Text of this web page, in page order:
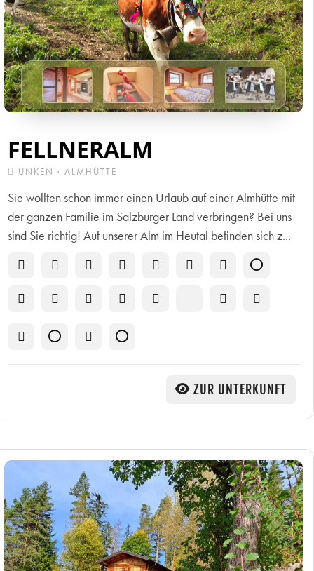
FELLNERALM
UNKEN · ALMHÜTTE
Sie wollten schon immer einen Urlaub auf einer Almhütte mit
der ganzen Familie im Salzburger Land verbringen? Bei uns
sind Sie richtig! Auf unserer Alm im Heutal befinden sich z...
ZUR UNTERKUNFT